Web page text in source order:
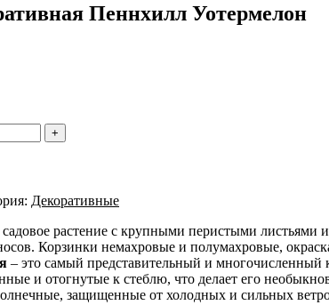
Пеннхилл Уотермелон
Декоративные
садовое растение с крупными перистыми
Корзинки немахровые и полумахровые,
– это самый представительный и многочисленный
и отогнутые к стеблю, что делает его
защищенные от холодных и сильных